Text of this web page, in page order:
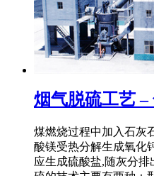
烟气脱硫工艺 –
煤燃烧过程中加入石灰
酸镁受热分解生成氧化
应生成硫酸盐,随灰分